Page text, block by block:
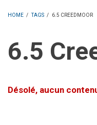
HOME / TAGS / 6.5 CREEDMOOR
6.5
Désolé, aucun